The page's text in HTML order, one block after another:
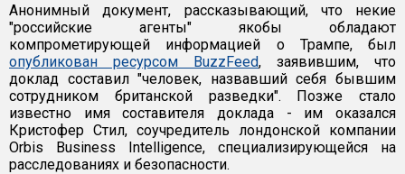
Анонимный документ, рассказывающий, что некие
"российские агенты" якобы обладают
компрометирующей информацией о Трампе, был
опубликован ресурсом BuzzFeed, заявившим, что
доклад составил "человек, назвавший себя бывшим
сотрудником британской разведки". Позже стало
известно имя составителя доклада - им оказался
Кристофер Стил, соучредитель лондонской компании
Orbis Business Intelligence, специализирующейся на
расследованиях и безопасности.